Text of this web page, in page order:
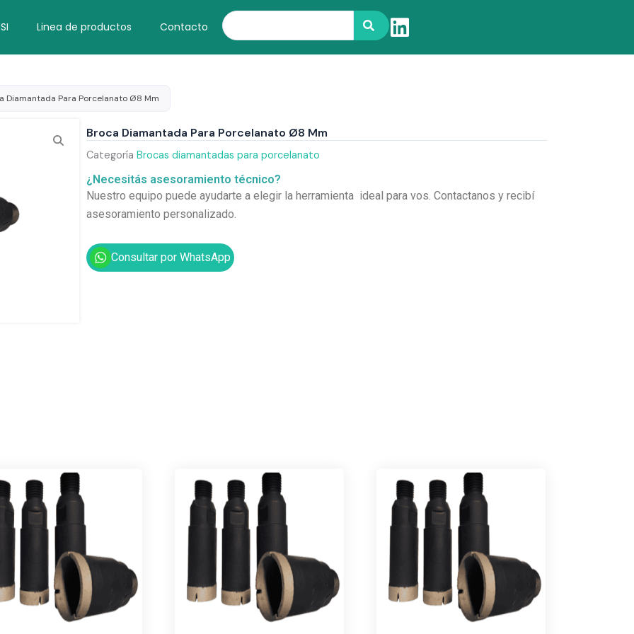
Linea de productos Contacto
Search
Diamantada Para Porcelanato Ø8 Mm
Broca Diamantada Para Porcelanato Ø8 Mm
Categoría Brocas diamantadas para porcelanato
¿Necesitás asesoramiento técnico?
Nuestro equipo puede ayudarte a elegir la herramienta ideal para vos. Contactanos y recibí
asesoramiento personalizado.
Consultar por WhatsApp